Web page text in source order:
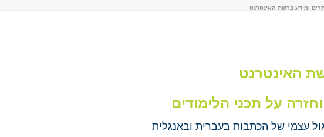
ומידע ברשת האינטרנט
האינטרנט
על תכני הלימודים
עצמי של הכתבות בעברית ובאנגלית